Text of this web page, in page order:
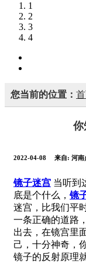
1
2
3
4
您当前的位置：
你
2022-04-08 来自: 河南
镜子迷宫 当听到
底是个什么， 镜
迷宫，比我们平
一条正确的道路
出去，在镜宫里
己，十分神奇，
镜子的反射原理